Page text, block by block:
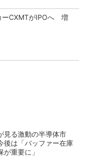
ーCXMTがIPOへ 増
見る激動の半導体市
は「バッファー在庫
が重要に」